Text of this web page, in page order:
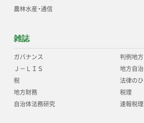
農林水産・通信
雑誌
ガバナンス
Ｊ－ＬＩＳ
税
地方財務
自治体法務研究
判例地
地方自治
法律の
税理
速報税理